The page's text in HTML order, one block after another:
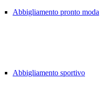
Abbigliamento pronto moda
Abbigliamento sportivo